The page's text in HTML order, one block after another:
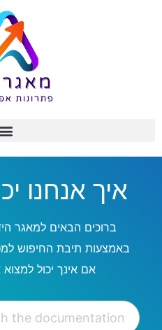
איך אנחנו
ברוכים הבאים למאגר
באמצעות תיבת החיפוש
אם אינך יכול